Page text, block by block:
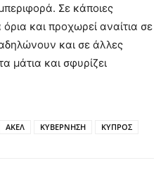
Σε κάποιες
όρια και προχωρεί αναίτια σε
και σε άλλες
μάτια και σφυρίζει
ΑΚΕΛ ΚΥΒΕΡΝΗΣΗ ΚΥΠΡΟΣ